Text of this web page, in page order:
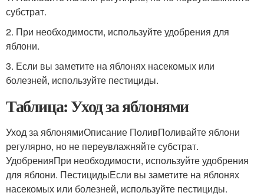
субстрат.
2. При необходимости, используйте удобрения для
яблони.
3. Если вы заметите на яблонях насекомых или
болезней, используйте пестициды.
Таблица: Уход за яблонями
Уход за яблонямиОписание ПоливПоливайте яблони
регулярно, но не переувлажняйте субстрат.
УдобренияПри необходимости, используйте удобрения
для яблони. ПестицидыЕсли вы заметите на яблонях
насекомых или болезней, используйте пестициды.